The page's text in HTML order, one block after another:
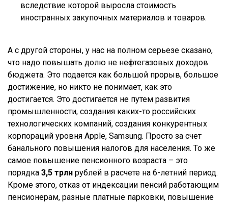
вследствие которой выросла стоимость
иностранных закупочных материалов и товаров.
А с другой стороны, у нас на полном серьезе сказано,
что надо повышать долю не нефтегазовых доходов
бюджета. Это подается как большой прорыв, большое
достижение, но никто не понимает, как это
достигается. Это достигается не путем развития
промышленности, создания каких-то российских
технологических компаний, создания конкурентных
корпораций уровня Apple, Samsung. Просто за счет
банального повышения налогов для населения. То же
самое повышение пенсионного возраста – это
порядка 3,5 трлн рублей в расчете на 6-летний период.
Кроме этого, отказ от индексации пенсий работающим
пенсионерам, разные платные парковки, повышение